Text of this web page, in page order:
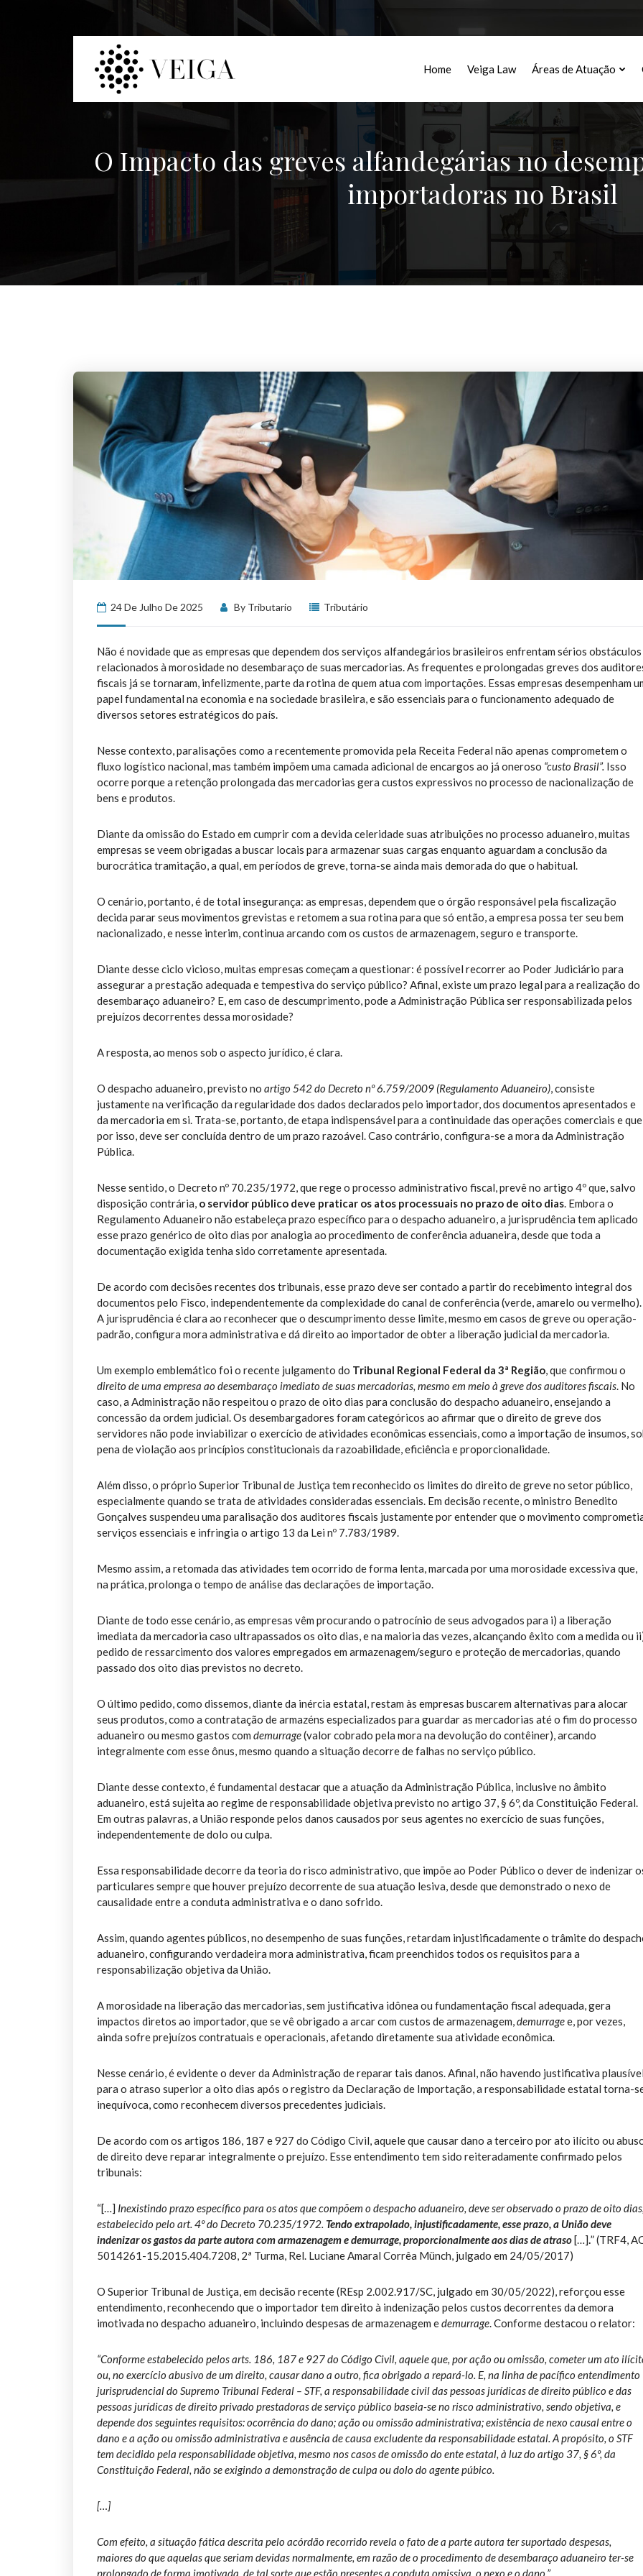
Home Veiga Law Áreas de Atuação
O Impacto das greves alfandegárias no
importadoras no Brasil
24 De Julho De 2025 By Tributario Tributário
Não é novidade que as empresas que dependem dos serviços alfandegários brasileiros enfrentam sérios obstáculos
relacionados à morosidade no desembaraço de suas mercadorias. As frequentes e prolongadas greves dos
fiscais já se tornaram, infelizmente, parte da rotina de quem atua com importações. Essas empresas desempenham
papel fundamental na economia e na sociedade brasileira, e são essenciais para o funcionamento adequado de
diversos setores estratégicos do país.
Nesse contexto, paralisações como a recentemente promovida pela Receita Federal não apenas comprometem o
fluxo logístico nacional, mas também impõem uma camada adicional de encargos ao já oneroso “custo Brasil”. Isso
ocorre porque a retenção prolongada das mercadorias gera custos expressivos no processo de nacionalização de
bens e produtos.
Diante da omissão do Estado em cumprir com a devida celeridade suas atribuições no processo aduaneiro, muitas
empresas se veem obrigadas a buscar locais para armazenar suas cargas enquanto aguardam a conclusão da
burocrática tramitação, a qual, em períodos de greve, torna-se ainda mais demorada do que o habitual.
O cenário, portanto, é de total insegurança: as empresas, dependem que o órgão responsável pela fiscalização
decida parar seus movimentos grevistas e retomem a sua rotina para que só então, a empresa possa ter seu bem
nacionalizado, e nesse interim, continua arcando com os custos de armazenagem, seguro e transporte.
Diante desse ciclo vicioso, muitas empresas começam a questionar: é possível recorrer ao Poder Judiciário para
assegurar a prestação adequada e tempestiva do serviço público? Afinal, existe um prazo legal para a realização do
desembaraço aduaneiro? E, em caso de descumprimento, pode a Administração Pública ser responsabilizada pelos
prejuízos decorrentes dessa morosidade?
A resposta, ao menos sob o aspecto jurídico, é clara.
O despacho aduaneiro, previsto no artigo 542 do Decreto nº 6.759/2009 (Regulamento Aduaneiro), consiste
justamente na verificação da regularidade dos dados declarados pelo importador, dos documentos apresentados e
da mercadoria em si. Trata-se, portanto, de etapa indispensável para a continuidade das operações comerciais e
por isso, deve ser concluída dentro de um prazo razoável. Caso contrário, configura-se a mora da Administração
Pública.
Nesse sentido, o Decreto nº 70.235/1972, que rege o processo administrativo fiscal, prevê no artigo 4º que, salvo
disposição contrária, o servidor público deve praticar os atos processuais no prazo de oito dias. Embora o
Regulamento Aduaneiro não estabeleça prazo específico para o despacho aduaneiro, a jurisprudência tem aplicado
esse prazo genérico de oito dias por analogia ao procedimento de conferência aduaneira, desde que toda a
documentação exigida tenha sido corretamente apresentada.
De acordo com decisões recentes dos tribunais, esse prazo deve ser contado a partir do recebimento integral dos
documentos pelo Fisco, independentemente da complexidade do canal de conferência (verde, amarelo ou vermelho).
A jurisprudência é clara ao reconhecer que o descumprimento desse limite, mesmo em casos de greve ou operação-
padrão, configura mora administrativa e dá direito ao importador de obter a liberação judicial da mercadoria.
Um exemplo emblemático foi o recente julgamento do Tribunal Regional Federal da 3ª Região, que confirmou o
direito de uma empresa ao desembaraço imediato de suas mercadorias, mesmo em meio à greve dos auditores fiscais. No
caso, a Administração não respeitou o prazo de oito dias para conclusão do despacho aduaneiro, ensejando a
concessão da ordem judicial. Os desembargadores foram categóricos ao afirmar que o direito de greve dos
servidores não pode inviabilizar o exercício de atividades econômicas essenciais, como a importação de insumos,
pena de violação aos princípios constitucionais da razoabilidade, eficiência e proporcionalidade.
Além disso, o próprio Superior Tribunal de Justiça tem reconhecido os limites do direito de greve no setor público,
especialmente quando se trata de atividades consideradas essenciais. Em decisão recente, o ministro Benedito
Gonçalves suspendeu uma paralisação dos auditores fiscais justamente por entender que o movimento
serviços essenciais e infringia o artigo 13 da Lei nº 7.783/1989.
Mesmo assim, a retomada das atividades tem ocorrido de forma lenta, marcada por uma morosidade excessiva que,
na prática, prolonga o tempo de análise das declarações de importação.
Diante de todo esse cenário, as empresas vêm procurando o patrocínio de seus advogados para i) a liberação
imediata da mercadoria caso ultrapassados os oito dias, e na maioria das vezes, alcançando êxito com a medida ou
pedido de ressarcimento dos valores empregados em armazenagem/seguro e proteção de mercadorias, quando
passado dos oito dias previstos no decreto.
O último pedido, como dissemos, diante da inércia estatal, restam às empresas buscarem alternativas para alocar
seus produtos, como a contratação de armazéns especializados para guardar as mercadorias até o fim do processo
aduaneiro ou mesmo gastos com demurrage(valor cobrado pela mora na devolução do contêiner), arcando
integralmente com esse ônus, mesmo quando a situação decorre de falhas no serviço público.
Diante desse contexto, é fundamental destacar que a atuação da Administração Pública, inclusive no âmbito
aduaneiro, está sujeita ao regime de responsabilidade objetiva previsto no artigo 37, § 6º, da Constituição Federal.
Em outras palavras, a União responde pelos danos causados por seus agentes no exercício de suas funções,
independentemente de dolo ou culpa.
Essa responsabilidade decorre da teoria do risco administrativo, que impõe ao Poder Público o dever de indenizar
particulares sempre que houver prejuízo decorrente de sua atuação lesiva, desde que demonstrado o nexo de
causalidade entre a conduta administrativa e o dano sofrido.
Assim, quando agentes públicos, no desempenho de suas funções, retardam injustificadamente o trâmite do
aduaneiro, configurando verdadeira mora administrativa, ficam preenchidos todos os requisitos para a
responsabilização objetiva da União.
A morosidade na liberação das mercadorias, sem justificativa idônea ou fundamentação fiscal adequada, gera
impactos diretos ao importador, que se vê obrigado a arcar com custos de armazenagem,demurragee, por vezes,
ainda sofre prejuízos contratuais e operacionais, afetando diretamente sua atividade econômica.
Nesse cenário, é evidente o dever da Administração de reparar tais danos. Afinal, não havendo justificativa
para o atraso superior a oito dias após o registro da Declaração de Importação, a responsabilidade estatal torna-
inequívoca, como reconhecem diversos precedentes judiciais.
De acordo com os artigos 186, 187 e 927 do Código Civil, aquele que causar dano a terceiro por ato ilícito ou
de direito deve reparar integralmente o prejuízo. Esse entendimento tem sido reiteradamente confirmado pelos
tribunais:
“[…] Inexistindo prazo específico para os atos que compõem o despacho aduaneiro, deve ser observado o prazo de oito
estabelecido pelo art. 4º do Decreto 70.235/1972. Tendo extrapolado, injustificadamente, esse prazo, a União deve
indenizar os gastos da parte autora com armazenagem e demurrage, proporcionalmente aos dias de atraso[…].” (TRF4,
5014261-15.2015.404.7208, 2ª Turma, Rel. Luciane Amaral Corrêa Münch, julgado em 24/05/2017)
O Superior Tribunal de Justiça, em decisão recente (REsp 2.002.917/SC, julgado em 30/05/2022), reforçou esse
entendimento, reconhecendo que o importador tem direito à indenização pelos custos decorrentes da demora
imotivada no despacho aduaneiro, incluindo despesas de armazenagem edemurrage. Conforme destacou o relator:
“Conforme estabelecido pelos arts. 186, 187 e 927 do Código Civil, aquele que, por ação ou omissão, cometer um ato
ou, no exercício abusivo de um direito, causar dano a outro, fica obrigado a repará-lo. E, na linha de pacífico entendimento
jurisprudencial do Supremo Tribunal Federal – STF, a responsabilidade civil das pessoas jurídicas de direito público e das
pessoas jurídicas de direito privado prestadoras de serviço público baseia-se no risco administrativo, sendo objetiva, e
depende dos seguintes requisitos: ocorrência do dano; ação ou omissão administrativa; existência de nexo causal entre o
dano e a ação ou omissão administrativa e ausência de causa excludente da responsabilidade estatal. A propósito, o STF
tem decidido pela responsabilidade objetiva, mesmo nos casos de omissão do ente estatal, à luz do artigo 37, § 6º, da
Constituição Federal, não se exigindo a demonstração de culpa ou dolo do agente púbico.
[…]
Com efeito, a situação fática descrita pelo acórdão recorrido revela o fato de a parte autora ter suportado despesas,
maiores do que aquelas que seriam devidas normalmente, em razão de o procedimento de desembaraço aduaneiro ter-se
prolongado de forma imotivada, de tal sorte que estão presentes a conduta omissiva, o nexo e o dano.”